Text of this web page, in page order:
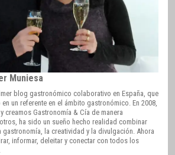
Muniesa
blog gastronómico colaborativo en España, que
un referente en el ámbito gastronómico. En 2008,
creamos Gastronomía & Cía de manera
ha sido un sueño hecho realidad combinar
la creatividad y la divulgación. Ahora
informar, deleitar y conectar con todos los